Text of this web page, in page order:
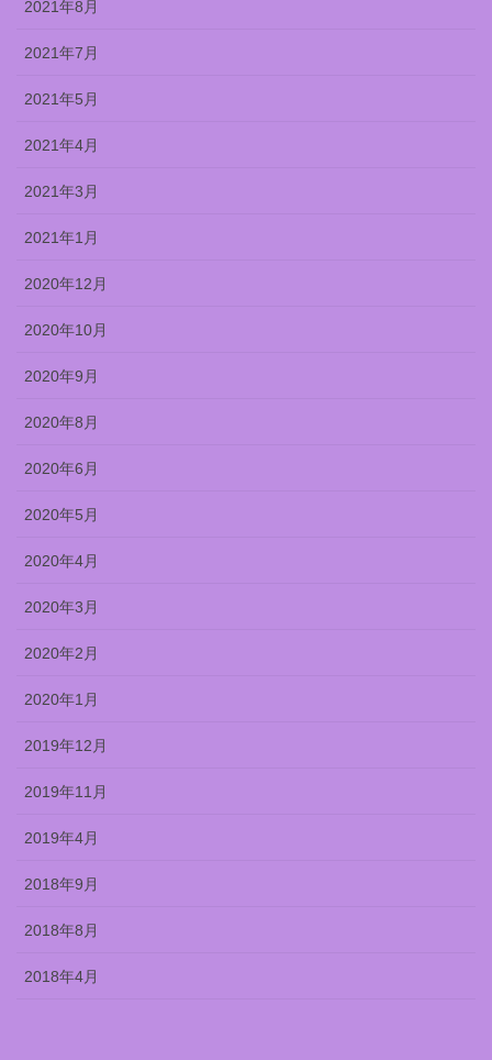
2021年8月
2021年7月
2021年5月
2021年4月
2021年3月
2021年1月
2020年12月
2020年10月
2020年9月
2020年8月
2020年6月
2020年5月
2020年4月
2020年3月
2020年2月
2020年1月
2019年12月
2019年11月
2019年4月
2018年9月
2018年8月
2018年4月